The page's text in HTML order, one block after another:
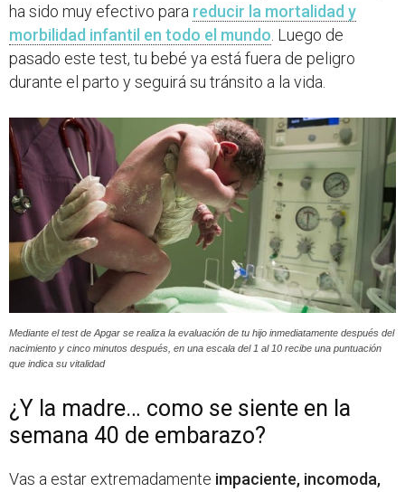
ha sido muy efectivo para reducir la mortalidad y
morbilidad infantil en todo el mundo . Luego de
pasado este test, tu bebé ya está fuera de peligro
durante el parto y seguirá su tránsito a la vida.
Mediante el test de Apgar se realiza la evaluación de tu hijo inmediatamente después del
nacimiento y cinco minutos después, en una escala del 1 al 10 recibe una puntuación
que indica su vitalidad
¿Y la madre… como se siente en la
semana 40 de embarazo?
Vas a estar extremadamente impaciente, incomoda,